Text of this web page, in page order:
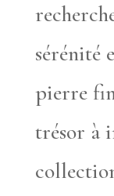
sérénité
pierre
trésor à